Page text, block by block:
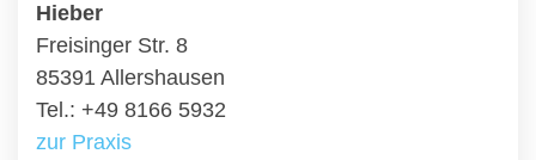
Hieber
Freisinger Str. 8
85391 Allershausen
Tel.: +49 8166 5932
zur Praxis